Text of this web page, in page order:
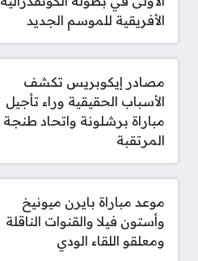
الأفريقية للموسم الجديد
مصادر إيكوبريس تكشف
الأسباب الحقيقية وراء تأجيل
مباراة برشلونة واتحاد طنجة
المرتقبة
موعد مباراة بايرن ميونيخ
وأستون فيلا والقنوات الناقلة
ومعلقو اللقاء الودي